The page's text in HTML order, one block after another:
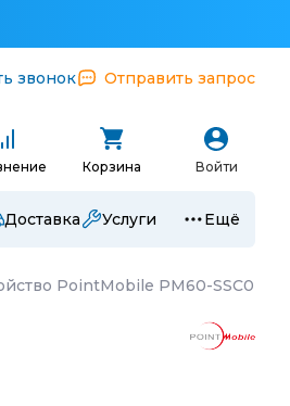
звонок Отправить запрос
Корзина Войти
Доставка Услуги Ещё
PointMobile PM60-SSC0